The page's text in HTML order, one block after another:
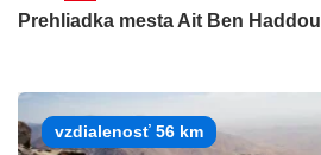
Prehliadka mesta Ait Ben Haddou
vzdialenosť 56 km